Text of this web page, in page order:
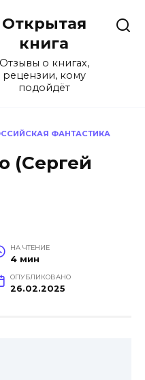
Открытая
книга
Отзывы о книгах,
рецензии, кому
подойдёт
ФАНТАСТИКА
(Сергей
НА ЧТЕНИЕ
4 мин
ОПУБЛИКОВАНО
26.02.2025